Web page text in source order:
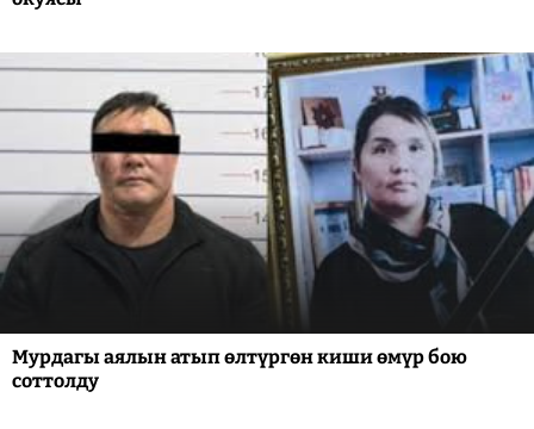
Мурдагы аялын атып өлтүргөн киши өмүр бою
соттолду